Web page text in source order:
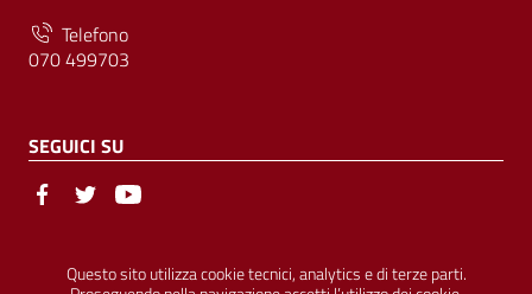
Questo sito utilizza cookie tecnici, analytics e di terze parti.
Telefono
070 499703
SEGUICI SU
Sezione Link Utili
© Ordine degli Ingegneri della Provincia di Cagliari | P.IVA